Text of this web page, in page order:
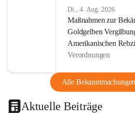
Di., 4. Aug. 2026
Maßnahmen zur
Goldgelben
Amerikanischen
Verordnungen
Alle
Aktuelle Beiträge